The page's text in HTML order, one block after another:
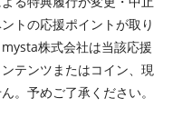
トの応援ポイントが取り
株式会社は当該応援
テンツまたはコイン、現
。予めご了承ください。